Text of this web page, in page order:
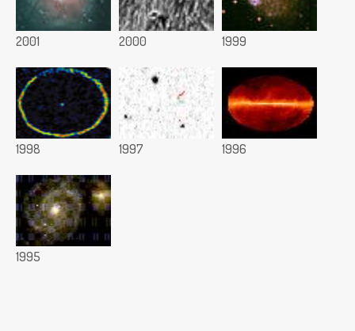
2001 2000 1999
1998 1997 1996
1995